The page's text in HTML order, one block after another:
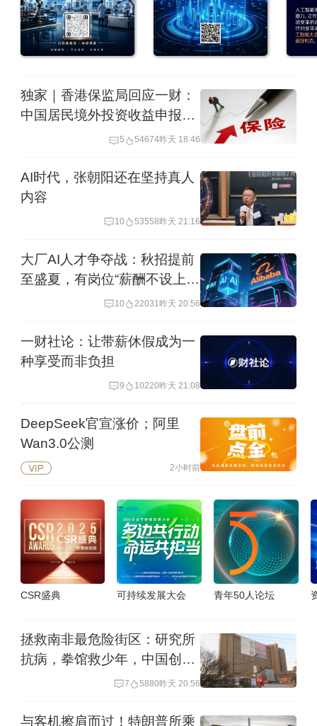
独家｜香港保监局回应一财：
中国居民境外投资收益申报、
缴税要求一直存在
5 54674昨天 18:46
AI时代，张朝阳还在坚持真人
内容
10 53558昨天 21:16
大厂AI人才争夺战：秋招提前
至盛夏，有岗位“薪酬不设上
10 22031昨天 20:56
一财社论：让带薪休假成为一
种享受而非负担
9 10220昨天 21:08
DeepSeek官宣涨价；阿里
Wan3.0公测
2小时前
CSR盛典 可持续发展大会 青年50人论坛
拯救南非最危险街区：研究所
抗病，拳馆救少年，中国创新
7 5880昨天 20:56
与客机擦肩而过！特朗普所乘